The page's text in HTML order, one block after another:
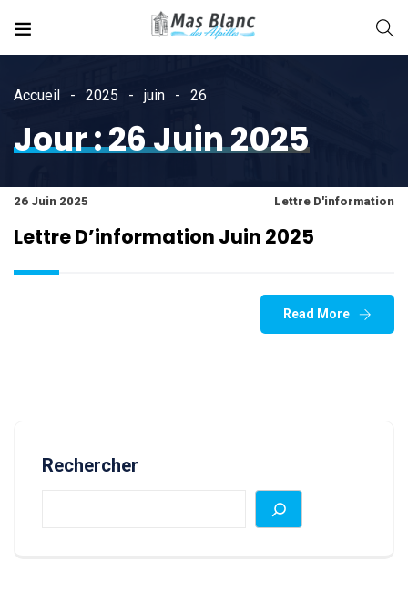
Accueil 2025 juin 26
Jour :26 Juin 2025
26 Juin 2025 Lettre D'information
Lettre D’information Juin 2025
Read More
Rechercher